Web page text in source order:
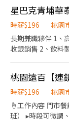
▪「以人為本」注
可接觸店鋪的經
享有完善的福利
司，致力成為頂尖品牌 ⭕基本保障 ①加班費(以5分鐘為單位計算) ②勞保、健保、意外險 ③每月提撥
年假按照勞基法規
關】 歡迎餐飲相
好友一同任職，介
星巴克青埔華
時薪$196
桃園
長期兼職夥伴 1、高
收銀銷售 2、飲料製作 3、商品介
☕️☕️ 享受工作的
傳遞熱情的服務，
桃園遠百【連
時薪$196
桃園
☝工作內容 門市餐飲服
班） ▸時段可微調